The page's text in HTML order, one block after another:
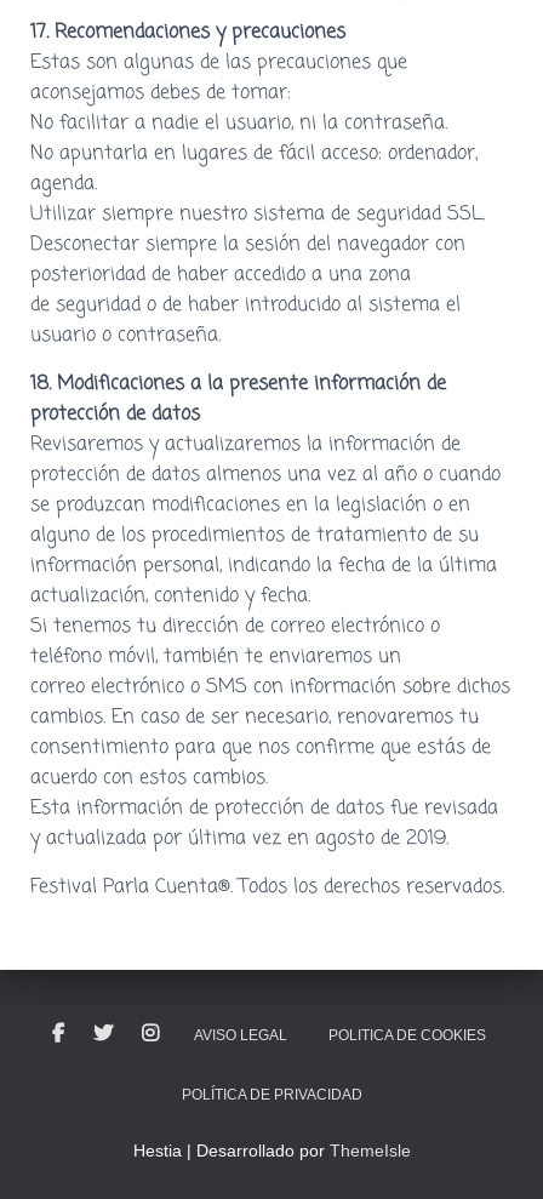
17. Recomendaciones y precauciones
Estas son algunas de las precauciones que
aconsejamos debes de tomar:
No facilitar a nadie el usuario, ni la contraseña.
No apuntarla en lugares de fácil acceso: ordenador,
agenda.
Utilizar siempre nuestro sistema de seguridad SSL.
Desconectar siempre la sesión del navegador con
posterioridad de haber accedido a una zona
de seguridad o de haber introducido al sistema el
usuario o contraseña.
18. Modificaciones a la presente información de
protección de datos
Revisaremos y actualizaremos la información de
protección de datos almenos una vez al año o cuando
se produzcan modificaciones en la legislación o en
alguno de los procedimientos de tratamiento de su
información personal, indicando la fecha de la última
actualización, contenido y fecha.
Si tenemos tu dirección de correo electrónico o
teléfono móvil, también te enviaremos un
correo electrónico o SMS con información sobre dichos
cambios. En caso de ser necesario, renovaremos tu
consentimiento para que nos confirme que estás de
acuerdo con estos cambios.
Esta información de protección de datos fue revisada
y actualizada por última vez en agosto de 2019.
Festival Parla Cuenta®. Todos los derechos reservados.
AVISO LEGAL POLITICA DE COOKIES
POLÍTICA DE PRIVACIDAD
Hestia | Desarrollado por ThemeIsle